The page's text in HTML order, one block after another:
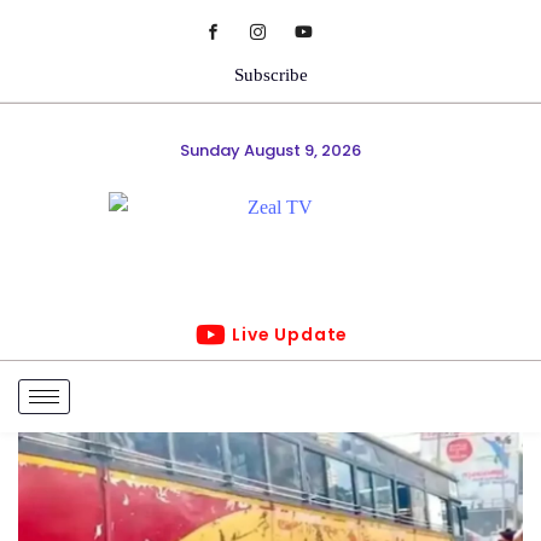
Subscribe
Sunday August 9, 2026
Live Update